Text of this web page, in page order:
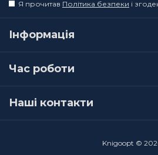
Я прочитав Політика безпеки і
Інформація
Час роботи
Наші контакти
Knigoopt ©